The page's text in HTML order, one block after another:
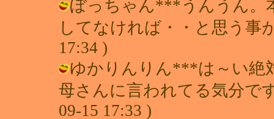
ぼっちゃん***うんうん。
してなければ・・と思う事
17:34 )
ゆかりんりん***は～い絶
母さんに言われてる気分で
09-15 17:33 )